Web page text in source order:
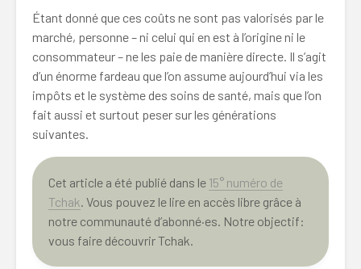
Étant donné que ces coûts ne sont pas valorisés par le
marché, personne – ni celui qui en est à l’origine ni le
consommateur – ne les paie de manière directe. Il s’agit
d’un énorme fardeau que l’on assume aujourd’hui via les
impôts et le système des soins de santé, mais que l’on
fait aussi et surtout peser sur les générations
suivantes.
Cet article a été publié dans le 15° numéro de
Tchak. Vous pouvez le lire en accès libre grâce à
notre communauté d’abonné·es. Notre objectif:
vous faire découvrir Tchak.